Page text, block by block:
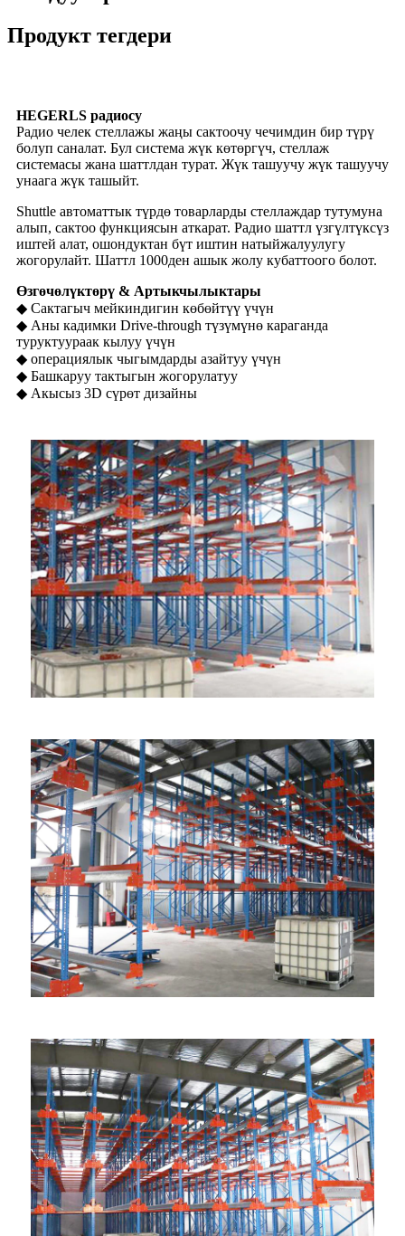
Продукт тегдери
HEGERLS радиосу
Радио челек стеллажы жаңы сактоочу чечимдин бир түрү
болуп саналат. Бул система жүк көтөргүч, стеллаж
системасы жана шаттлдан турат. Жүк ташуучу жүк ташуучу
унаага жүк ташыйт.
Shuttle автоматтык түрдө товарларды стеллаждар тутумуна
алып, сактоо функциясын аткарат. Радио шаттл үзгүлтүксүз
иштей алат, ошондуктан бүт иштин натыйжалуулугу
жогорулайт. Шаттл 1000ден ашык жолу кубаттоого болот.
Өзгөчөлүктөрү & Артыкчылыктары
◆ Сактагыч мейкиндигин көбөйтүү үчүн
◆ Аны кадимки Drive-through түзүмүнө караганда
туруктуураак кылуу үчүн
◆ операциялык чыгымдарды азайтуу үчүн
◆ Башкаруу тактыгын жогорулатуу
◆ Акысыз 3D сүрөт дизайны